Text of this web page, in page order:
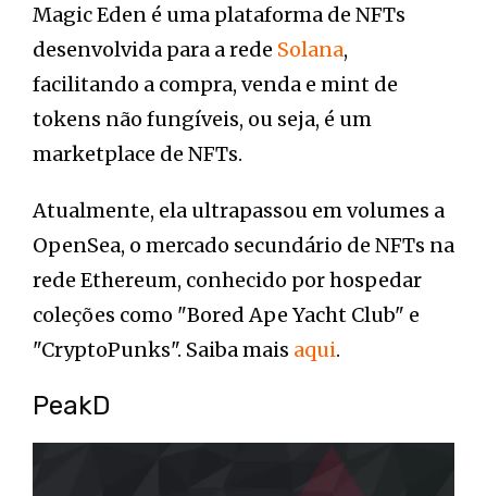
Magic Eden é uma plataforma de NFTs
desenvolvida para a rede Solana,
facilitando a compra, venda e mint de
tokens não fungíveis, ou seja, é um
marketplace de NFTs.
Atualmente, ela ultrapassou em volumes a
OpenSea, o mercado secundário de NFTs na
rede Ethereum, conhecido por hospedar
coleções como "Bored Ape Yacht Club" e
"CryptoPunks". Saiba mais aqui.
PeakD